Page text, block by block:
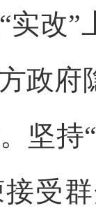
实改”
政府
坚持
受